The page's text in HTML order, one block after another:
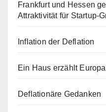
Frankfurt und Hessen
Attraktivität für Startup-
Inflation der Deflation
Ein Haus erzählt Europa
Deflationäre Gedanken